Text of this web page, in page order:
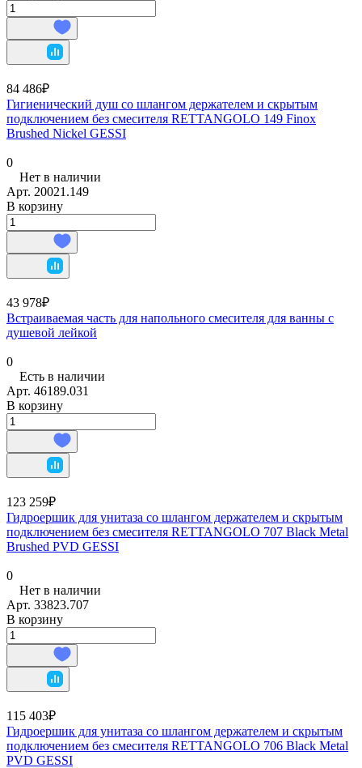
84 486₽
Гигиенический душ со шлангом держателем и скрытым
подключением без смесителя RETTANGOLO 149 Finox
Brushed Nickel GESSI
0
Нет в наличии
Арт. 20021.149
В корзину
43 978₽
Встраиваемая часть для напольного смесителя для ванны с
душевой лейкой
0
Есть в наличии
Арт. 46189.031
В корзину
123 259₽
Гидроершик для унитаза со шлангом держателем и скрытым
подключением без смесителя RETTANGOLO 707 Black Metal
Brushed PVD GESSI
0
Нет в наличии
Арт. 33823.707
В корзину
115 403₽
Гидроершик для унитаза со шлангом держателем и скрытым
подключением без смесителя RETTANGOLO 706 Black Metal
PVD GESSI